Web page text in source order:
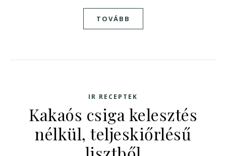
TOVÁBB
IR RECEPTEK
Kakaós csiga kelesztés
nélkül, teljeskiőrlésű